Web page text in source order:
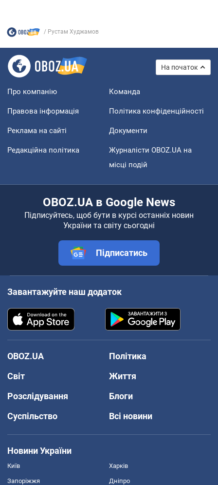
Рустам Худжамов
На початок
Про компанію Команда
Правова інформація Політика конфіденційності
Реклама на сайті Документи
Редакційна політика
Журналісти OBOZ.UA на
місці подій
OBOZ.UA в Google News
Підписуйтесь, щоб бути в курсі останніх новин
України та світу сьогодні
Підписатись
Завантажуйте наш додаток
OBOZ.UA
Політика
Світ
Життя
Розслідування
Блоги
Суспільство
Всі новини
Новини України
Київ Харків
Запоріжжя Дніпро